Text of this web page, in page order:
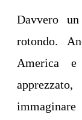
Davvero
rotondo.
America